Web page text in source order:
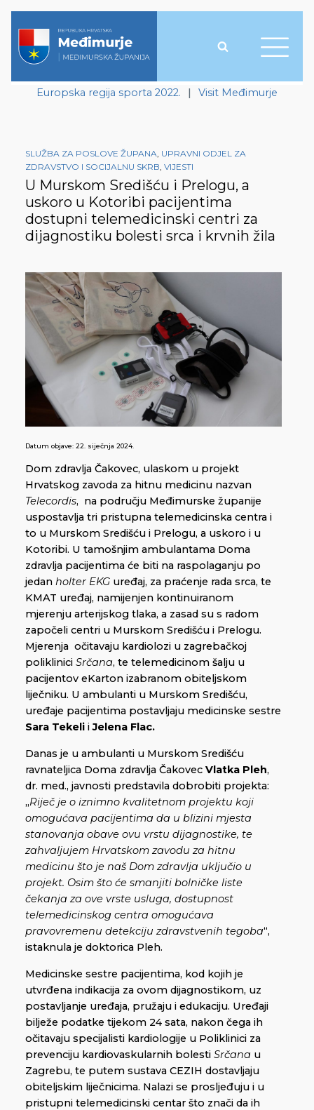
Europska regija sporta 2022. | Visit Međimurje
SLUŽBA ZA POSLOVE ŽUPANA, UPRAVNI ODJEL ZA
ZDRAVSTVO I SOCIJALNU SKRB, VIJESTI
U Murskom Središću i Prelogu, a
uskoro u Kotoribi pacijentima
dostupni telemedicinski centri za
dijagnostiku bolesti srca i krvnih žila
Datum objave: 22. siječnja 2024.
Dom zdravlja Čakovec, ulaskom u projekt
Hrvatskog zavoda za hitnu medicinu nazvan
Telecordis, na području Međimurske županije
uspostavlja tri pristupna telemedicinska centra i
to u Murskom Središću i Prelogu, a uskoro i u
Kotoribi. U tamošnjim ambulantama Doma
zdravlja pacijentima će biti na raspolaganju po
jedan holter EKG uređaj, za praćenje rada srca, te
KMAT uređaj, namijenjen kontinuiranom
mjerenju arterijskog tlaka, a zasad su s radom
započeli centri u Murskom Središću i Prelogu.
Mjerenja očitavaju kardiolozi u zagrebačkoj
poliklinici Srčana, te telemedicinom šalju u
pacijentov eKarton izabranom obiteljskom
liječniku. U ambulanti u Murskom Središću,
uređaje pacijentima postavljaju medicinske sestre
Sara Tekeli iJelena Flac.
Danas je u ambulanti u Murskom Središću
ravnateljica Doma zdravlja Čakovec Vlatka Pleh,
dr. med., javnosti predstavila dobrobiti projekta:
„Riječ je o iznimno kvalitetnom projektu koji
omogućava pacijentima da u blizini mjesta
stanovanja obave ovu vrstu dijagnostike, te
zahvaljujem Hrvatskom zavodu za hitnu
medicinu što je naš Dom zdravlja uključio u
projekt. Osim što će smanjiti bolničke liste
čekanja za ove vrste usluga, dostupnost
telemedicinskog centra omogućava
pravovremenu detekciju zdravstvenih tegoba“,
istaknula je doktorica Pleh.
Medicinske sestre pacijentima, kod kojih je
utvrđena indikacija za ovom dijagnostikom, uz
postavljanje uređaja, pružaju i edukaciju. Uređaji
bilježe podatke tijekom 24 sata, nakon čega ih
očitavaju specijalisti kardiologije u Poliklinici za
prevenciju kardiovaskularnih bolesti Srčana u
Zagrebu, te putem sustava CEZIH dostavljaju
obiteljskim liječnicima. Nalazi se prosljeđuju i u
pristupni telemedicinski centar što znači da ih